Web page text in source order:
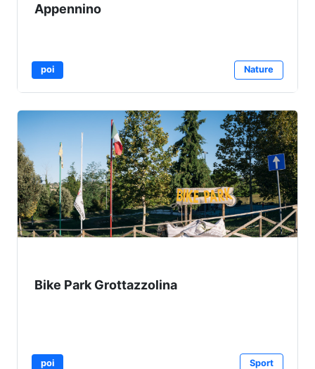
Appennino
poi Nature
Bike Park Grottazzolina
poi Sport